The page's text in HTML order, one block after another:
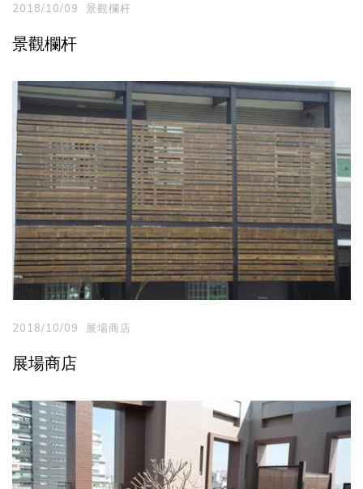
2018/10/09 景觀欄杆
景觀欄杆
2018/10/09 展場商店
展場商店